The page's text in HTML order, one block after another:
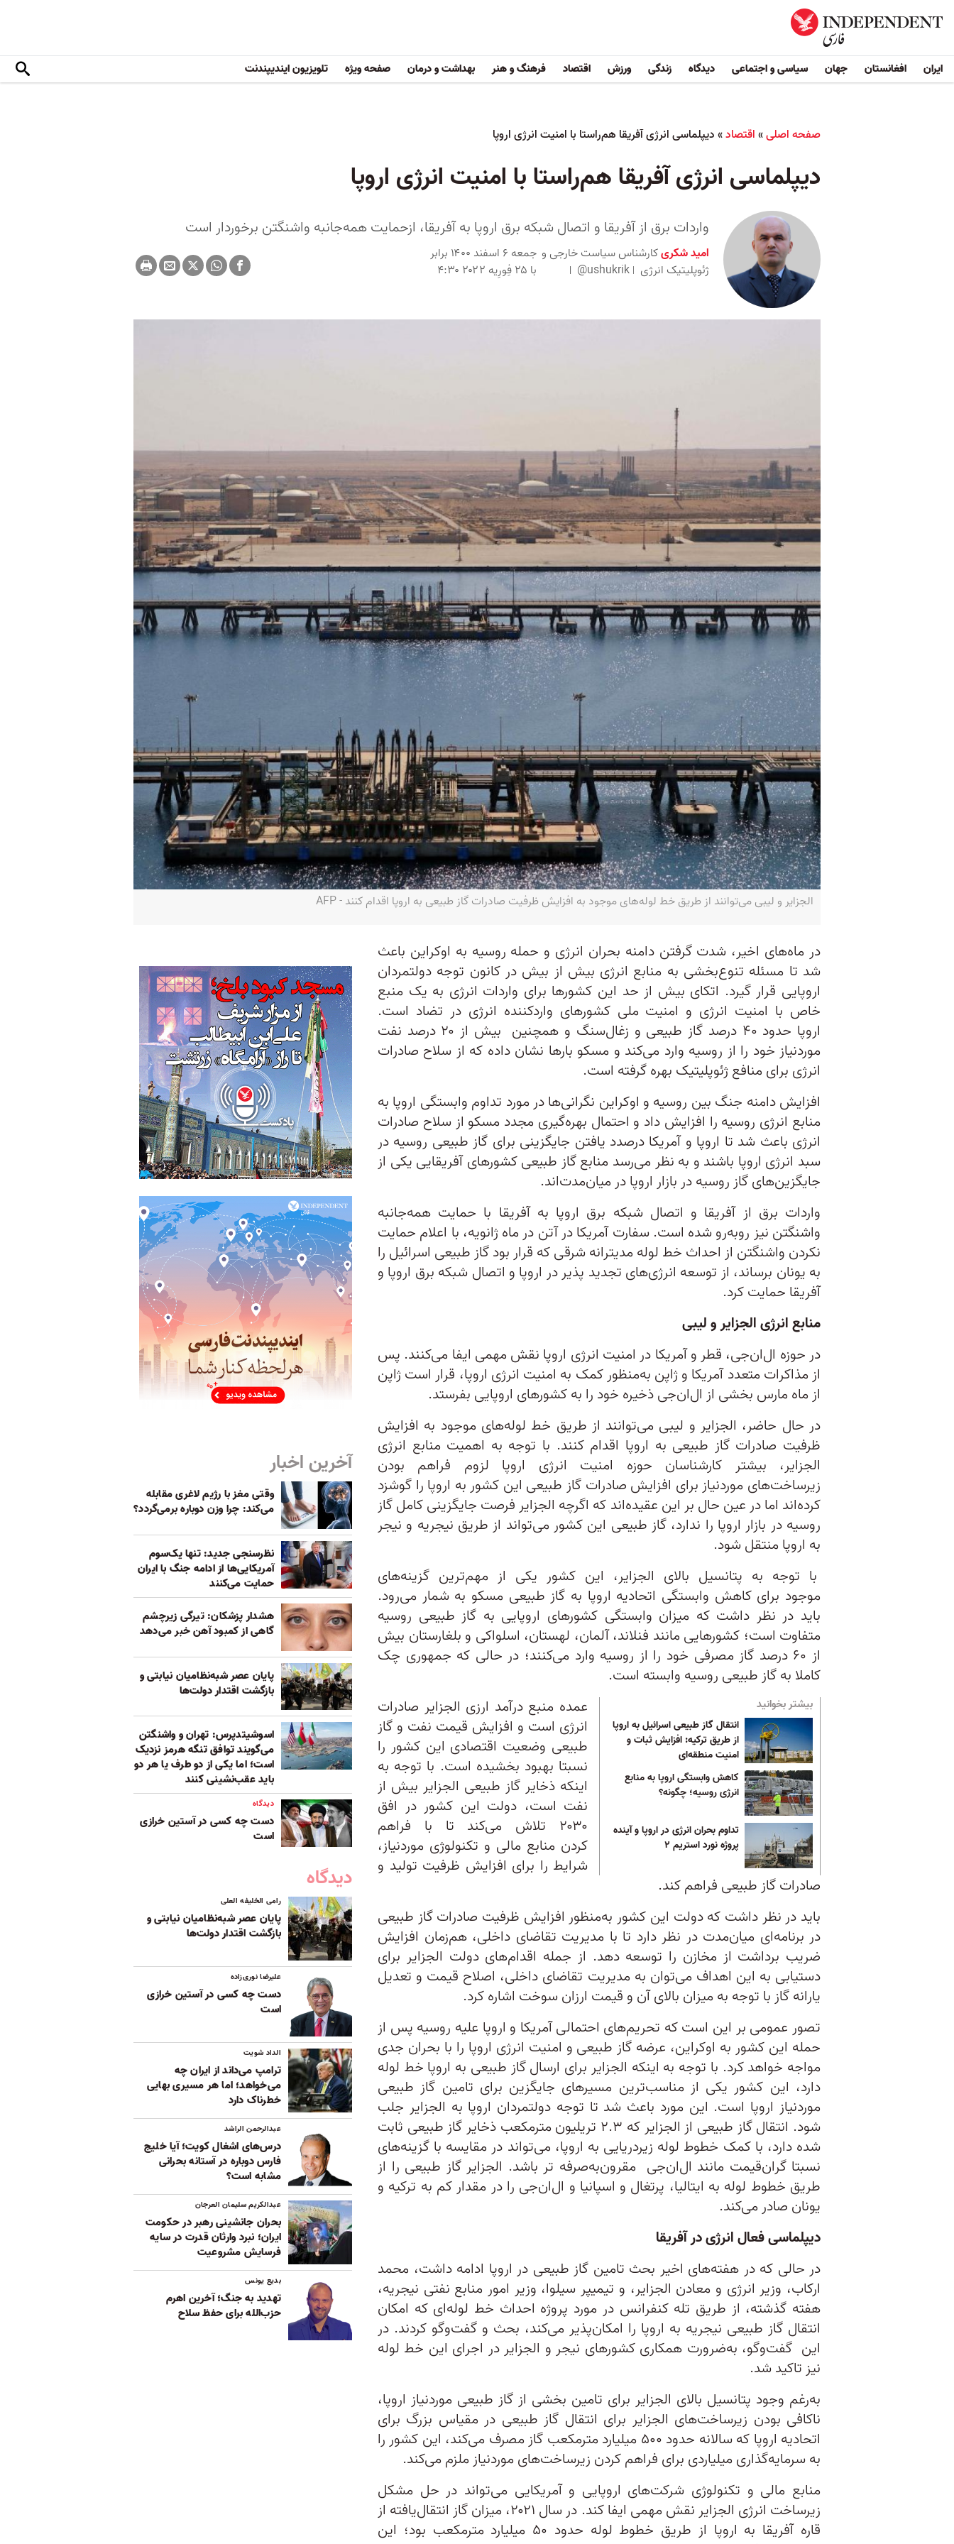
ایران افغانستان جهان سیاسی و اجتماعی دیدگاه زندگی ورزش اقتصاد فرهنگ و هنر بهداشت و درمان صفحه ویژه تلویزیون ایندیپندنت
صفحه اصلی»اقتصاد»دیپلماسی انرژی آفریقا هم‌راستا با امنیت انرژی اروپا
دیپلماسی انرژی آفریقا هم‌راستا با امنیت انرژی اروپا
واردات برق از آفریقا و اتصال شبکه برق اروپا به آفریقا، ازحمایت همه‌جانبه واشنگتن برخوردار است
امید شکریکارشناس سیاست خارجی و
ژئوپلیتیک انرژی
@ushukrik
جمعه ۶ اسفند ۱۴۰۰ برابر
با ۲۵ فِورِیه ۲۰۲۲ ۴:۳۰
الجزایر و لیبی می‌توانند از طریق خط لوله‌های موجود به افزایش ظرفیت صادرات گاز طبیعی به اروپا اقدام کنند - AFP
در ماه‌های اخیر، شدت گرفتن دامنه بحران انرژی و حمله روسیه به اوکراین باعث
شد تا مسئله تنوع‌بخشی به منابع انرژی بیش از بیش در کانون توجه دولتمردان
اروپایی قرار گیرد. اتکای بیش از حد این کشورها برای واردات انرژی به یک منبع
خاص با امنیت انرژی و امنیت ملی کشورهای واردکننده انرژی در تضاد است.
اروپا حدود ۴۰ درصد گاز طبیعی و زغال‌سنگ و همچنین بیش از ۲۰ درصد نفت
موردنیاز خود را از روسیه وارد می‌کند و مسکو بارها نشان داده که از سلاح صادرات
انرژی برای منافع ژئوپلیتیک بهره گرفته است.
افزایش دامنه جنگ بین روسیه و اوکراین نگرانی‌ها در مورد تداوم وابستگی اروپا به
منابع انرژی روسیه را افزایش داد و احتمال بهره‌گیری مجدد مسکو از سلاح صادرات
انرژی باعث شد تا اروپا و آمریکا درصدد یافتن جایگزینی برای گاز طبیعی روسیه در
سبد انرژی اروپا باشند و به نظر می‌رسد منابع گاز طبیعی کشورهای آفریقایی یکی از
جایگزین‌های گاز روسیه در بازار اروپا در میان‌مدت‌اند.
واردات برق از آفریقا و اتصال شبکه برق اروپا به آفریقا با حمایت همه‌جانبه
واشنگتن نیز روبه‌رو شده است. سفارت آمریکا در آتن در ماه ژانویه، با اعلام حمایت
نکردن واشنگتن از احداث خط لوله مدیترانه شرقی که قرار بود گاز طبیعی اسرائیل را
به یونان برساند، از توسعه انرژی‌های تجدید پذیر در اروپا و اتصال شبکه‌ برق اروپا و
آفریقا حمایت کرد.
منابع انرژی الجزایر و لیبی
در حوزه ال‌ان‌جی، قطر و آمریکا در امنیت انرژی اروپا نقش مهمی ایفا می‌کنند. پس
از مذاکرات متعدد آمریکا و ژاپن به‌منظور کمک به امنیت انرژی اروپا، قرار است ژاپن
از ماه مارس بخشی از ال‌ان‌جی ذخیره‌ خود را به کشورهای اروپایی بفرستد.
در حال حاضر، الجزایر و لیبی می‌توانند از طریق خط لوله‌های موجود به افزایش
ظرفیت صادرات گاز طبیعی به اروپا اقدام کنند. با توجه به اهمیت منابع انرژی
الجزایر، بیشتر کارشناسان حوزه امنیت انرژی اروپا لزوم فراهم بودن
زیرساخت‌های موردنیاز برای افزایش صادرات گاز طبیعی این کشور به اروپا را گوشزد
کرده‌اند اما در عین حال بر این عقیده‌اند که اگرچه الجزایر فرصت جایگزینی کامل گاز
روسیه در بازار اروپا را ندارد، گاز طبیعی این کشور می‌تواند از طریق نیجریه و نیجر
به اروپا منتقل شود.
با توجه به پتانسیل بالای الجزایر، این کشور یکی از مهم‌ترین گزینه‌های
موجود برای کاهش وابستگی اتحادیه اروپا به گاز طبیعی مسکو به شمار می‌رود.
باید در نظر داشت که میزان وابستگی کشورهای اروپایی به گاز طبیعی روسیه
متفاوت است؛ کشورهایی مانند فنلاند، آلمان، لهستان، اسلواکی و بلغارستان بیش
از ۶۰ درصد گاز مصرفی خود را از روسیه وارد می‌کنند؛ در حالی که جمهوری چک
کاملا به گاز طبیعی روسیه وابسته است.
بیشتر بخوانید
انتقال گاز طبیعی اسرائیل به اروپا
از طریق ترکیه: افزایش ثبات و
امنیت منطقه‌ای
کاهش وابستگی اروپا به منابع
انرژی روسیه؛ چگونه؟
تداوم بحران انرژی در اروپا و آینده
پروژه نورد استریم ۲
عمده منبع درآمد ارزی الجزایر صادرات
انرژی است و افزایش قیمت نفت و گاز
طبیعی وضعیت اقتصادی این کشور را
نسبتا بهبود بخشیده است. با توجه به
اینکه ذخایر گاز طبیعی الجزایر بیش از
نفت است، دولت این کشور در افق
۲۰۳۰ تلاش می‌کند تا با فراهم
کردن منابع مالی و تکنولوژی موردنیاز،
شرایط را برای افزایش ظرفیت تولید و
صادرات گاز طبیعی فراهم کند.
باید در نظر داشت که دولت این کشور به‌منظور افزایش ظرفیت صادرات گاز طبیعی
در برنامه‌ای میان‌مدت در نظر دارد تا با مدیریت تقاضای داخلی، هم‌زمان افزایش
ضریب برداشت از مخازن را توسعه دهد. از جمله اقدام‌های دولت الجزایر برای
دستیابی به این اهداف می‌توان به مدیریت تقاضای داخلی، اصلاح قیمت و تعدیل
یارانه گاز با توجه به میزان بالای آن و قیمت ارزان سوخت اشاره کرد.
تصور عمومی بر این است که تحریم‌های احتمالی آمریکا و اروپا علیه روسیه پس از
حمله این کشور به اوکراین، عرضه گاز طبیعی و امنیت انرژی اروپا را با بحران جدی
مواجه خواهد کرد. با توجه به اینکه الجزایر برای ارسال گاز طبیعی به اروپا خط لوله
دارد، این کشور یکی از مناسب‌ترین مسیرهای جایگزین برای تامین گاز طبیعی
موردنیاز اروپا است. این مورد باعث شد تا توجه دولتمردان اروپا به الجزایر جلب
شود. انتقال گاز طبیعی از الجزایر که ۲.۳ تریلیون مترمکعب ذخایر گاز طبیعی ثابت
شده دارد، با کمک خطوط لوله زیردریایی به اروپا، می‌تواند در مقایسه با گزینه‌های
نسبتا گران‌قیمت مانند ال‌ان‌جی مقرون‌به‌صرفه تر باشد. الجزایر گاز طبیعی را از
طریق خطوط لوله به ایتالیا، پرتغال و اسپانیا و ال‌ان‌جی را در مقدار کم به ترکیه و
یونان صادر می‌کند.
دیپلماسی فعال انرژی در آفریقا
در حالی که در هفته‌های اخیر بحث تامین گاز طبیعی در اروپا ادامه داشت، محمد
ارکاب، وزیر انرژی و معادن الجزایر، و تیمیپر سیلوا، وزیر امور منابع نفتی نیجریه،
هفته گذشته، از طریق تله کنفرانس در مورد پروژه احداث خط لوله‌ای که امکان
انتقال گاز طبیعی نیجریه به اروپا را امکان‌پذیر می‌کند، بحث و گفت‌وگو کردند. در
این گفت‌وگو، به‌ضرورت همکاری کشورهای نیجر و الجزایر در اجرای این خط لوله
نیز تاکید شد.
به‌رغم وجود پتانسیل بالای الجزایر برای تامین بخشی از گاز طبیعی موردنیاز اروپا،
ناکافی بودن زیرساخت‌های الجزایر برای انتقال گاز طبیعی در مقیاس بزرگ برای
اتحادیه اروپا که سالانه حدود ۵۰۰ میلیارد مترمکعب گاز مصرف می‌کند، این کشور را
به سرمایه‌گذاری میلیاردی برای فراهم کردن زیرساخت‌های موردنیاز ملزم می‌کند.
منابع مالی و تکنولوژی شرکت‌های اروپایی و آمریکایی می‌تواند در حل مشکل
زیرساخت انرژی الجزایر نقش مهمی ایفا کند. در سال ۲۰۲۱، میزان گاز انتقال‌یافته از
قاره آفریقا به اروپا از طریق خطوط لوله حدود ۵۰ میلیارد مترمکعب بود؛ این
آخرین اخبار
وقتی مغز با رژیم لاغری مقابله
می‌کند: چرا وزن دوباره برمی‌گردد؟
نظرسنجی جدید: تنها یک‌سوم
آمریکایی‌ها از ادامه جنگ با ایران
حمایت می‌کنند
هشدار پزشکان: تیرگی زیرچشم
گاهی از کمبود آهن خبر می‌دهد
پایان عصر شبه‌نظامیان نیابتی و
بازگشت اقتدار دولت‌ها
اسوشیتدپرس: تهران و واشنگتن
می‌گویند توافق تنگه هرمز نزدیک
است؛ اما یکی از دو طرف یا هر دو
باید عقب‌نشینی کنند
دیدگاه
دست چه کسی در آستین خرازی
است
دیدگاه
رامی الخلیفه العلی
پایان عصر شبه‌نظامیان نیابتی و
بازگشت اقتدار دولت‌ها
علیرضا نوری‌زاده
دست چه کسی در آستین خرازی
است
الداد شویت
ترامپ می‌داند از ایران چه
می‌خواهد؛ اما هر مسیری بهایی
خطرناک دارد
عبدالرحمن الراشد
درس‌های اشغال کویت؛ آیا خلیج
فارس دوباره در آستانه بحرانی
مشابه است؟
عبدالکریم سلیمان العرجان
بحران جانشینی رهبر در حکومت
ایران؛ نبرد وارثان قدرت در سایه
فرسایش مشروعیت
بدیع یونس
تهدید به جنگ؛ آخرین اهرم
حزب‌الله برای حفظ سلاح